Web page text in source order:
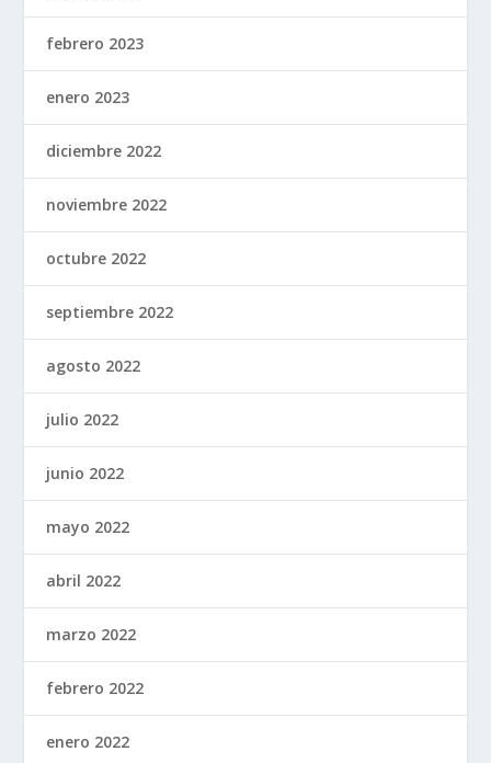
febrero 2023
enero 2023
diciembre 2022
noviembre 2022
octubre 2022
septiembre 2022
agosto 2022
julio 2022
junio 2022
mayo 2022
abril 2022
marzo 2022
febrero 2022
enero 2022